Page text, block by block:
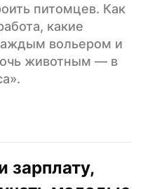
питомцев. Как
какие
вольером и
животным — в
зарплату,